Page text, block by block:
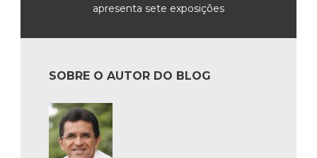
apresenta sete exposições
SOBRE O AUTOR DO BLOG